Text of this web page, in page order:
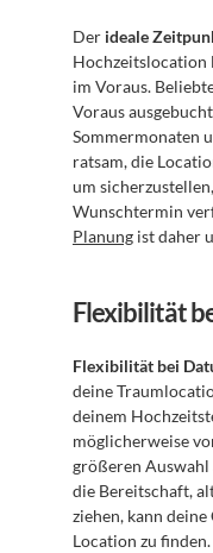
Der ideale
Hochzeitslocation
im Voraus.
Voraus
Sommermonaten
ratsam, die
um
Wunschtermin
Planung ist daher
Flexibilität
Flexibilität bei
deine
deinem
möglicherweise
größeren
die Bereitschaft,
ziehen, kann deine
Location zu